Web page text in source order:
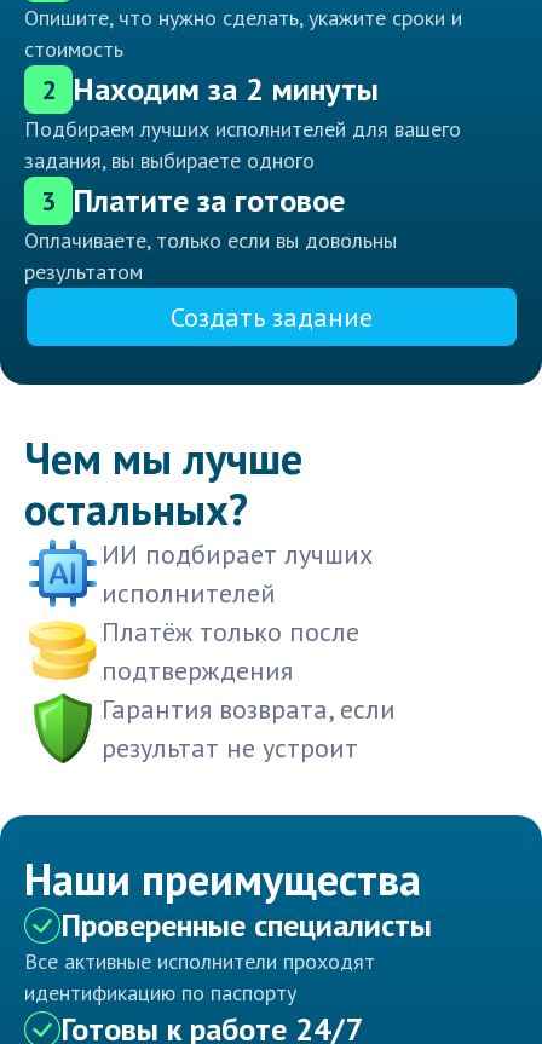
Опишите, что нужно сделать, укажите сроки и
стоимость
2 Находим за 2 минуты
Подбираем лучших исполнителей для вашего
задания, вы выбираете одного
3 Платите за готовое
Оплачиваете, только если вы довольны
результатом
Создать задание
Чем мы лучше
остальных?
ИИ подбирает лучших
исполнителей
Платёж только после
подтверждения
Гарантия возврата, если
результат не устроит
Наши преимущества
Проверенные специалисты
Все активные исполнители проходят
идентификацию по паспорту
Готовы к работе 24/7